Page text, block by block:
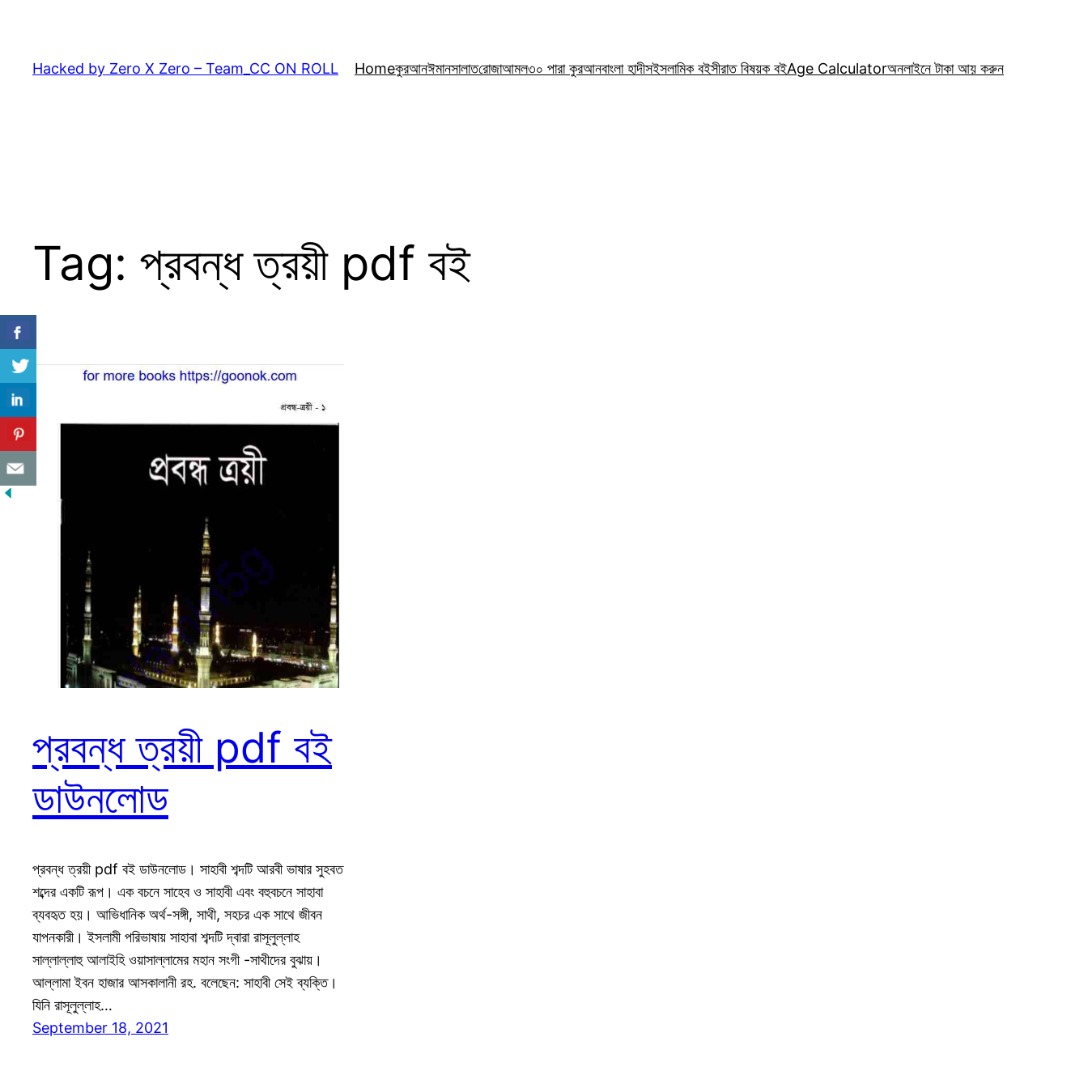
content
Hacked by Zero X Zero – Team_CC ON ROLL Homeকুরআনঈমানসালাতরোজাআমল৩০ পারা কুরআনবাংলা হাদীসইসলামিক বইসীরাত বিষয়ক বইAge Calculatorঅনলাইনে টাকা আয় করুন
Tag: প্রবন্ধ ত্রয়ী pdf বই
প্রবন্ধ ত্রয়ী pdf বই
ডাউনলোড
প্রবন্ধ ত্রয়ী pdf বই ডাউনলোড। সাহাবী শব্দটি আরবী ভাষার সুহবত
শব্দের একটি রূপ। এক বচনে সাহেব ও সাহাবী এবং বহুবচনে সাহাবা
ব্যবহৃত হয়। আভিধানিক অর্থ-সঙ্গী, সাথী, সহচর এক সাথে জীবন
যাপনকারী। ইসলামী পরিভাষায় সাহাবা শব্দটি দ্বারা রাসূলুল্লাহ
সাল্লাল্লাহু আলাইহি ওয়াসাল্লামের মহান সংগী -সাথীদের বুঝায়।
আল্লামা ইবন হাজার আসকালানী রহ. বলেছেন: সাহাবী সেই ব্যক্তি।
যিনি রাসূলুল্লাহ…
September 18, 2021